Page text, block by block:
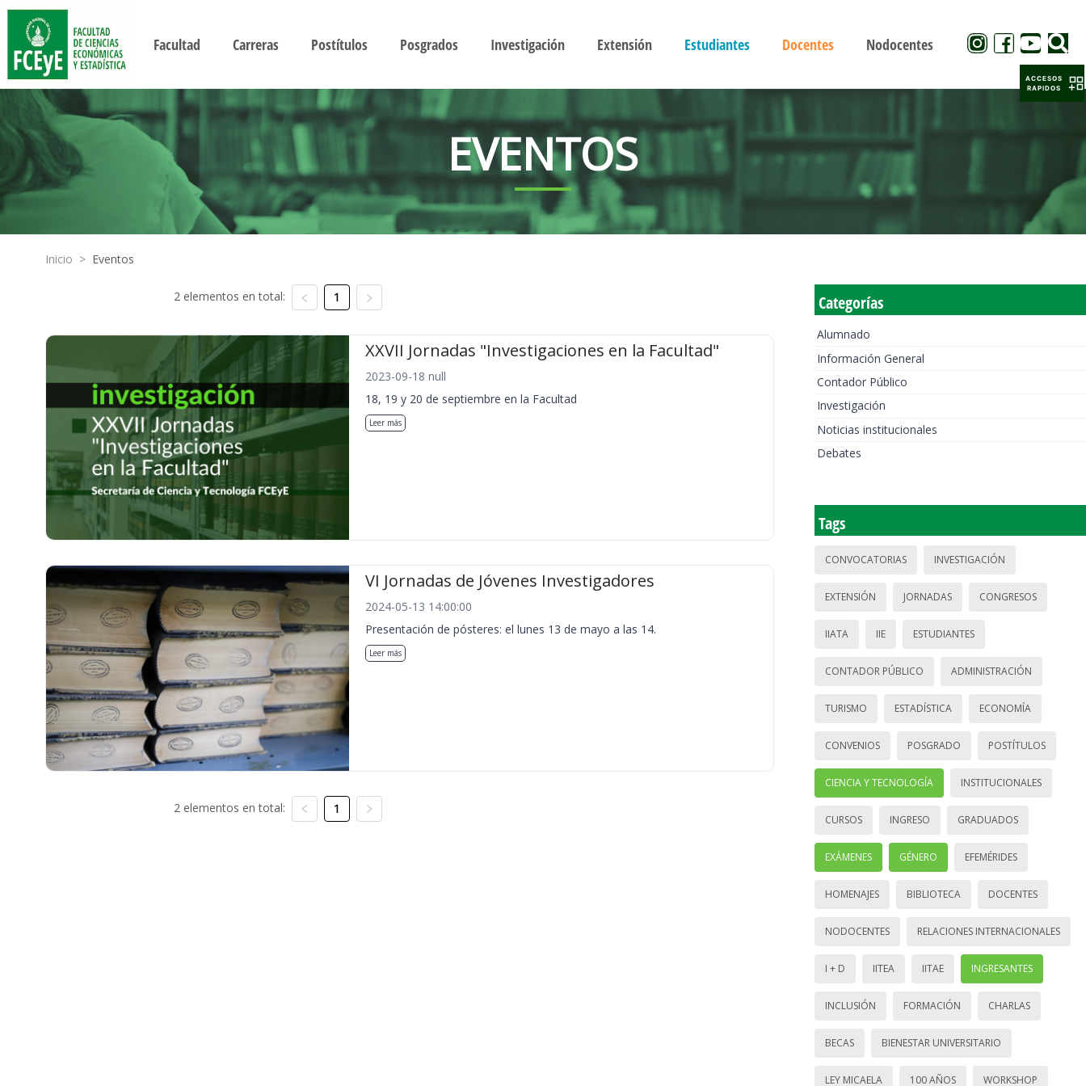
Facultad Carreras Postítulos Posgrados Investigación Extensión Estudiantes Docentes Nodocentes
EVENTOS
Inicio > Eventos
2 elementos en total: 1
XXVII Jornadas "Investigaciones en la Facultad"
2023-09-18 null
18, 19 y 20 de septiembre en la Facultad
Leer más
VI Jornadas de Jóvenes Investigadores
2024-05-13 14:00:00
Presentación de pósteres: el lunes 13 de mayo a las 14.
Leer más
2 elementos en total: 1
Categorías
Alumnado
Información General
Contador Público
Investigación
Noticias institucionales
Debates
Tags
CONVOCATORIAS INVESTIGACIÓN
EXTENSIÓN JORNADAS CONGRESOS
IIATA IIE ESTUDIANTES
CONTADOR PÚBLICO ADMINISTRACIÓN
TURISMO ESTADÍSTICA ECONOMÍA
CONVENIOS POSGRADO POSTÍTULOS
CIENCIA Y TECNOLOGÍA INSTITUCIONALES
CURSOS INGRESO GRADUADOS
EXÁMENES GÉNERO EFEMÉRIDES
HOMENAJES BIBLIOTECA DOCENTES
NODOCENTES RELACIONES INTERNACIONALES
I + D IITEA IITAE INGRESANTES
INCLUSIÓN FORMACIÓN CHARLAS
BECAS BIENESTAR UNIVERSITARIO
LEY MICAELA 100 AÑOS WORKSHOP
ACCESOS
RAPIDOS